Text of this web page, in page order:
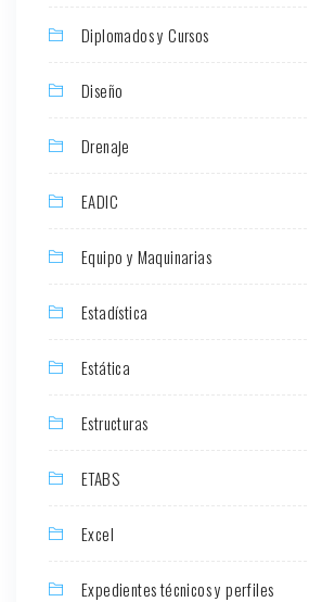
Diplomados y Cursos
Diseño
Drenaje
EADIC
Equipo y Maquinarias
Estadística
Estática
Estructuras
ETABS
Excel
Expedientes técnicos y perfiles